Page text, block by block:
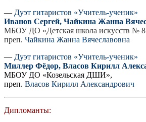
— Дуэт гитаристов «Учитель-ученик»
Иванов Сергей, Чайкина Жанна
МБОУ ДО «Детская школа искусств №
преп. Чайкина Жанна Вячеславовна
— Дуэт гитаристов «Учитель-ученик»
Миллер Фёдор, Власов Кирилл
МБОУ ДО «Козельская ДШИ»,
преп. Власов Кирилл Александрович
Дипломанты: